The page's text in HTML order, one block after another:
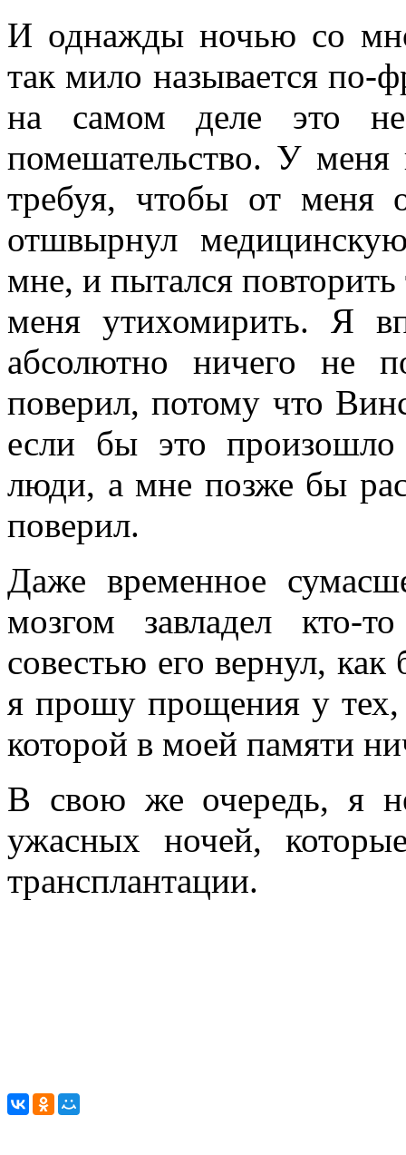
И однажды ночью со
так мило называется по-
на самом деле это
помешательство. У меня
требуя, чтобы от меня
отшвырнул
мне, и пытался
меня утихомирить. Я
абсолютно ничего не
поверил, потому что
если бы это
люди, а мне позже бы
поверил.
Даже временное
мозгом завладел кто-
совестью его вернул,
я прошу прощения у тех,
которой в моей памяти
В свою же очередь, я
ужасных ночей,
трансплантации.